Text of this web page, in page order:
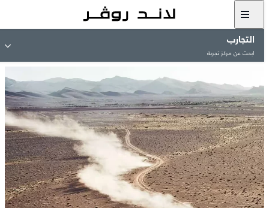
التجارب
ابحث عن مركز تجربة